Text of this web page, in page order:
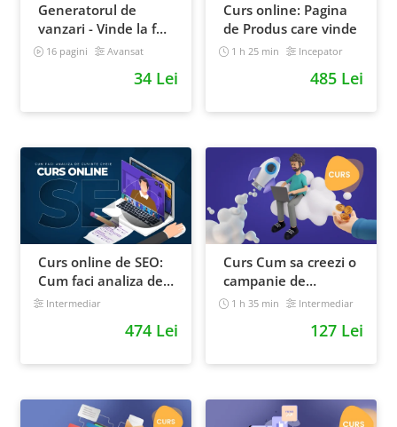
Generatorul de
vanzari - Vinde la fel
ca brandurile mari
16 pagini Avansat
34 Lei
Curs online: Pagina
de Produs care vinde
1 h 25 min Incepator
485 Lei
Curs online de SEO:
Cum faci analiza de
cuvinte cheie si
Intermediar
474 Lei
Curs Cum sa creezi o
campanie de
marketing pentru a
1 h 35 min Intermediar
127 Lei